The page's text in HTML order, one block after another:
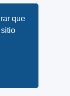
que